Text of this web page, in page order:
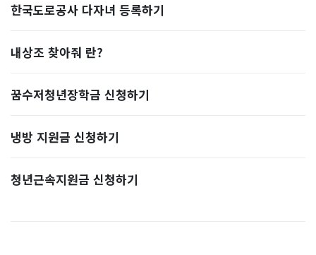
한국도로공사 다자녀 등록하기
내상조 찾아줘 란?
꿈수저청년장학금 신청하기
냉방 지원금 신청하기
청년근속지원금 신청하기